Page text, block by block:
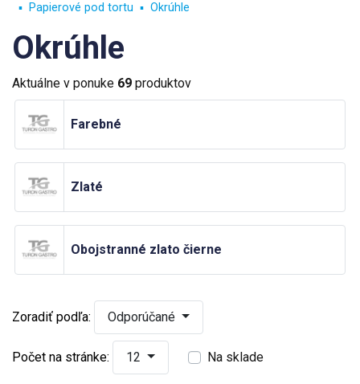
Papierové pod tortu
Okrúhle
Okrúhle
Aktuálne v ponuke 69 produktov
Farebné
Zlaté
Obojstranné zlato čierne
Zoradiť podľa: Odporúčané
Počet na stránke: 12 Na sklade